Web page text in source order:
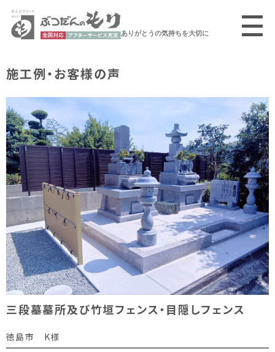
ありがとうの気持ちを大切に
施工例・お客様の声
三段墓墓所及び竹垣フェンス・目隠しフェンス
徳島市 K様